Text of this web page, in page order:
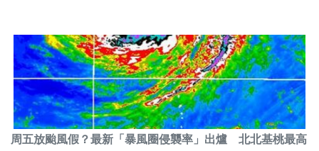
周五放颱風假？最新「暴風圈侵襲率」出爐 北北基桃最高